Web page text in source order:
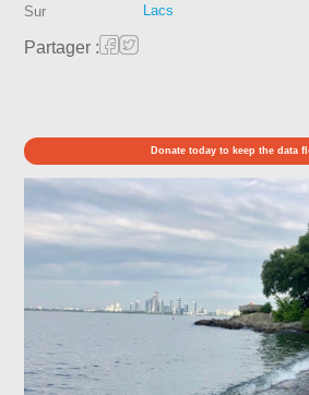
Sur
Lacs
Partager :
Donate today to keep the data